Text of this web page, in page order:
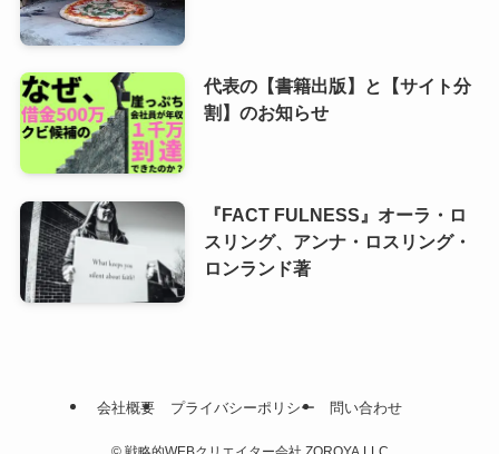
代表の【書籍出版】と【サイト分
割】のお知らせ
『FACT FULNESS』オーラ・ロ
スリング、アンナ・ロスリング・
ロンランド著
会社概要 プライバシーポリシー 問い合わせ